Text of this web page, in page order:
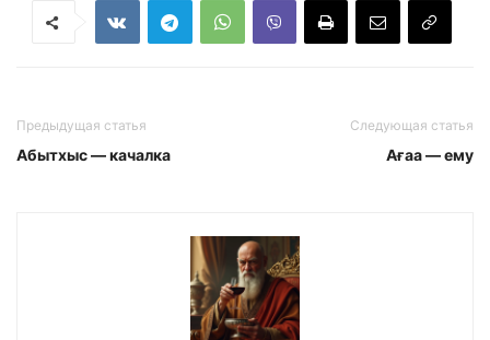
Предыдущая статья
Абытхыс — качалка
Следующая статья
Ағаа — ему